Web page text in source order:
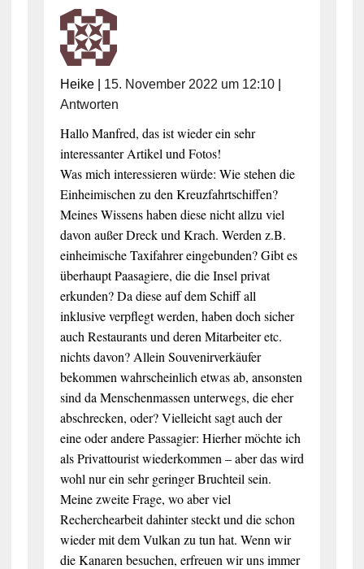
Heike| 15. November 2022 um 12:10|
Antworten
Hallo Manfred, das ist wieder ein sehr
interessanter Artikel und Fotos!
Was mich interessieren würde: Wie stehen die
Einheimischen zu den Kreuzfahrtschiffen?
Meines Wissens haben diese nicht allzu viel
davon außer Dreck und Krach. Werden z.B.
einheimische Taxifahrer eingebunden? Gibt es
überhaupt Paasagiere, die die Insel privat
erkunden? Da diese auf dem Schiff all
inklusive verpflegt werden, haben doch sicher
auch Restaurants und deren Mitarbeiter etc.
nichts davon? Allein Souvenirverkäufer
bekommen wahrscheinlich etwas ab, ansonsten
sind da Menschenmassen unterwegs, die eher
abschrecken, oder? Vielleicht sagt auch der
eine oder andere Passagier: Hierher möchte ich
als Privattourist wiederkommen – aber das wird
wohl nur ein sehr geringer Bruchteil sein.
Meine zweite Frage, wo aber viel
Recherchearbeit dahinter steckt und die schon
wieder mit dem Vulkan zu tun hat. Wenn wir
die Kanaren besuchen, erfreuen wir uns immer